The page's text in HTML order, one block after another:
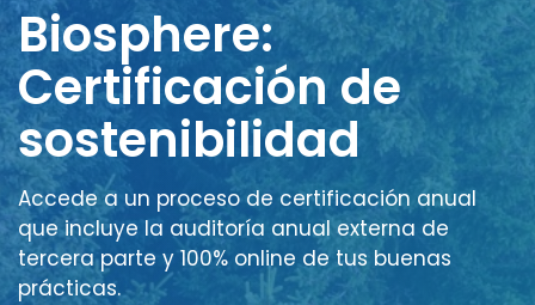
Biosphere:
Certificación de
sostenibilidad
Accede a un proceso de certificación anual
que incluye la auditoría anual externa de
tercera parte y 100% online de tus buenas
prácticas.